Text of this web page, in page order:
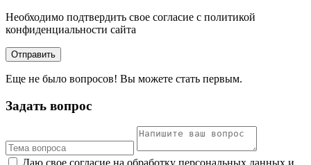
Необходимо подтвердить свое согласие с политикой
конфиденциальности сайта
Отправить
Еще не было вопросов! Вы можете стать первым.
Задать вопрос